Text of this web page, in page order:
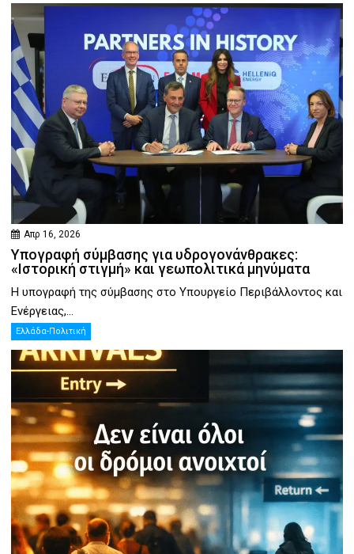
Απρ 16, 2026
Υπογραφή σύμβασης για υδρογονάνθρακες:
«Ιστορική στιγμή» και γεωπολιτικά μηνύματα
Η υπογραφή της σύμβασης στο Υπουργείο Περιβάλλοντος και
Ενέργειας,...
Ελλάδα-Πολιτική